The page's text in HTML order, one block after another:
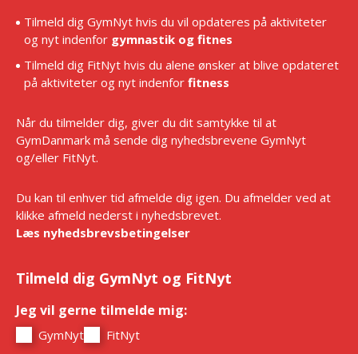
Tilmeld dig GymNyt hvis du vil opdateres på aktiviteter
og nyt indenfor gymnastik og fitnes
Tilmeld dig FitNyt hvis du alene ønsker at blive opdateret
på aktiviteter og nyt indenfor fitness
Når du tilmelder dig, giver du dit samtykke til at
GymDanmark må sende dig nyhedsbrevene GymNyt
og/eller FitNyt.
Du kan til enhver tid afmelde dig igen. Du afmelder ved at
klikke afmeld nederst i nyhedsbrevet.
Læs nyhedsbrevsbetingelser
Tilmeld dig GymNyt og FitNyt
Jeg vil gerne tilmelde mig:
GymNyt FitNyt